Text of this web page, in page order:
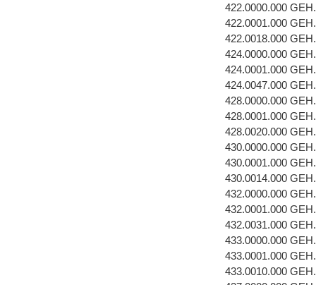
422.0000.000
422.0001.000
422.0018.000
424.0000.000
424.0001.000
424.0047.000
428.0000.000
428.0001.000
428.0020.000
430.0000.000
430.0001.000
430.0014.000
432.0000.000
432.0001.000
432.0031.000
433.0000.000
433.0001.000
433.0010.000